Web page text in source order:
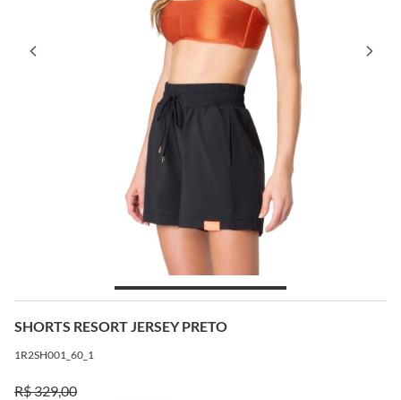
SHORTS RESORT JERSEY PRETO
1R2SH001_60_1
R$ 329,00